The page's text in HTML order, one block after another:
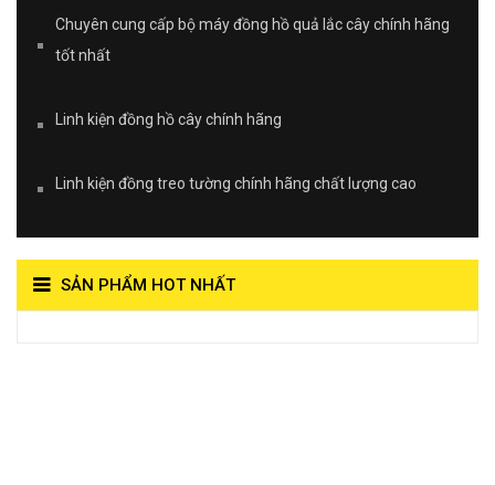
Chuyên cung cấp bộ máy đồng hồ quả lắc cây chính hãng
tốt nhất
Linh kiện đồng hồ cây chính hãng
Linh kiện đồng treo tường chính hãng chất lượng cao
SẢN PHẨM HOT NHẤT